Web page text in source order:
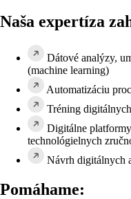
Naša expertíza
Dátové analýzy,
(machine learning)
Automatizáciu
Tréning
Digitálne
technológielnych
Návrh digitálnych
Pomáhame: